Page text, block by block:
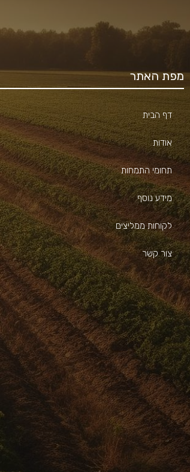
מפת האתר
דף הבית
אודות
תחומי התמחות
מידע נוסף
לקוחות ממליצים
צור קשר